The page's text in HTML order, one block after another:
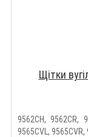
Щітки
9562CH, 9562CR,
9565CVL, 9565CVR,